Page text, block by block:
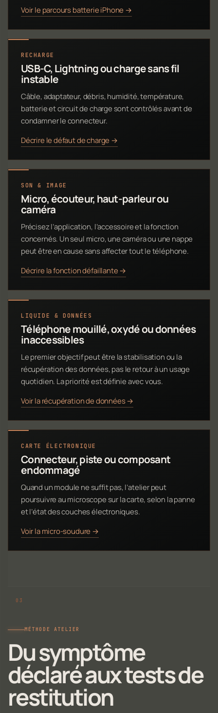
Voir le parcours batterie iPhone →
RECHARGE
USB-C, Lightning ou charge sans fil
instable
Câble, adaptateur, débris, humidité, température,
batterie et circuit de charge sont contrôlés avant de
condamner le connecteur.
Décrire le défaut de charge →
SON & IMAGE
Micro, écouteur, haut-parleur ou
caméra
Précisez l’application, l’accessoire et la fonction
concernés. Un seul micro, une caméra ou une nappe
peut être en cause sans affecter tout le téléphone.
Décrire la fonction défaillante →
LIQUIDE & DONNÉES
Téléphone mouillé, oxydé ou données
inaccessibles
Le premier objectif peut être la stabilisation ou la
récupération des données, pas le retour à un usage
quotidien. La priorité est définie avec vous.
Voir la récupération de données →
CARTE ÉLECTRONIQUE
Connecteur, piste ou composant
endommagé
Quand un module ne suffit pas, l’atelier peut
poursuivre au microscope sur la carte, selon la panne
et l’état des couches électroniques.
Voir la micro-soudure →
MÉTHODE ATELIER
Du symptôme
déclaré aux tests de
restitution